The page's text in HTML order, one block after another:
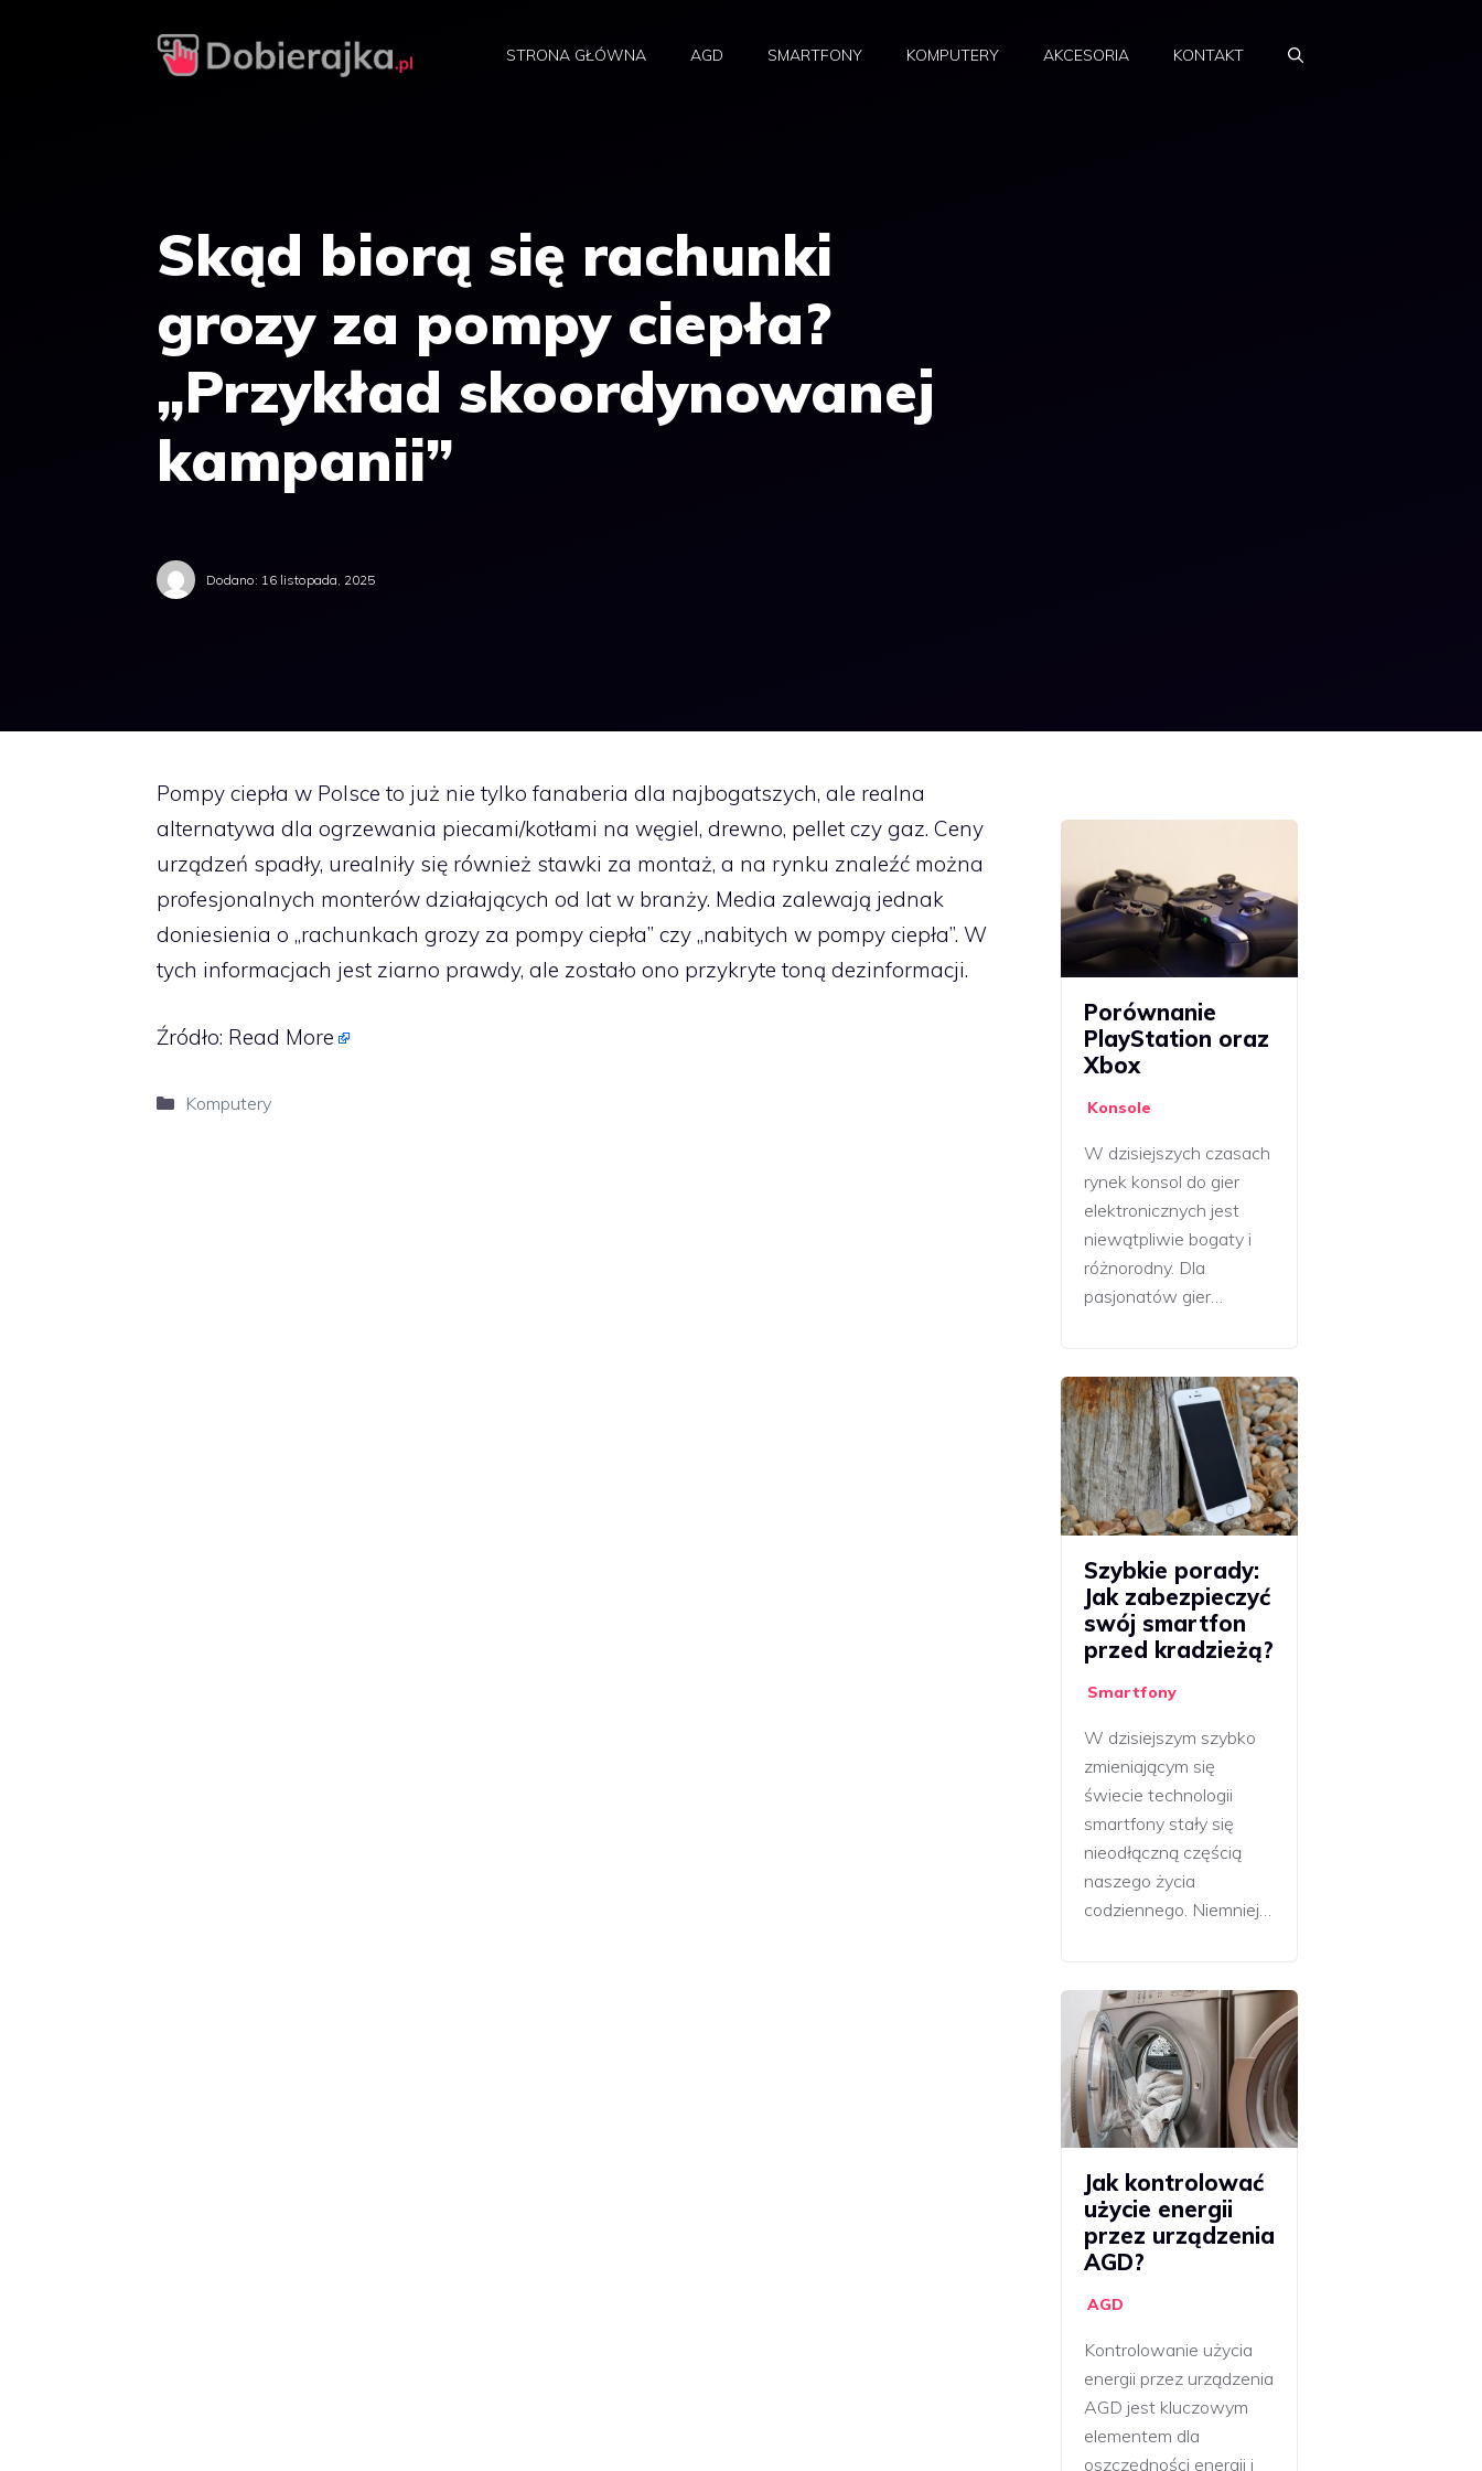
STRONA GŁÓWNA AGD SMARTFONY KOMPUTERY AKCESORIA KONTAKT
Skąd biorą się rachunki
grozy za pompy ciepła?
„Przykład skoordynowanej
kampanii”
Dodano: 16 listopada, 2025
Pompy ciepła w Polsce to już nie tylko fanaberia dla najbogatszych, ale realna
alternatywa dla ogrzewania piecami/kotłami na węgiel, drewno, pellet czy gaz. Ceny
urządzeń spadły, urealniły się również stawki za montaż, a na rynku znaleźć można
profesjonalnych monterów działających od lat w branży. Media zalewają jednak
doniesienia o „rachunkach grozy za pompy ciepła” czy „nabitych w pompy ciepła”. W
tych informacjach jest ziarno prawdy, ale zostało ono przykryte toną dezinformacji.
Źródło: Read More
Kategorie
Komputery
Porównanie
PlayStation oraz
Xbox
Konsole
W dzisiejszych czasach
rynek konsol do gier
elektronicznych jest
niewątpliwie bogaty i
różnorodny. Dla
pasjonatów gier…
Szybkie porady:
Jak zabezpieczyć
swój smartfon
przed kradzieżą?
Smartfony
W dzisiejszym szybko
zmieniającym się
świecie technologii
smartfony stały się
nieodłączną częścią
naszego życia
codziennego. Niemniej…
Jak kontrolować
użycie energii
przez urządzenia
AGD?
AGD
Kontrolowanie użycia
energii przez urządzenia
AGD jest kluczowym
elementem dla
oszczędności energii i